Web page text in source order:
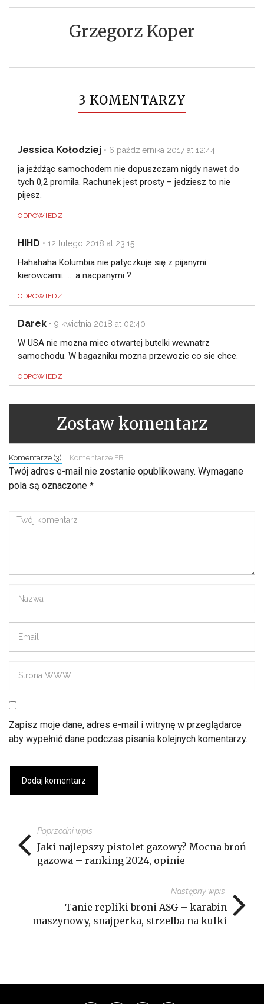
Grzegorz Koper
3 KOMENTARZY
Jessica Kołodziej • 6 października 2017 at 12:44
ja jeżdżąc samochodem nie dopuszczam nigdy nawet do
tych 0,2 promila. Rachunek jest prosty – jedziesz to nie
pijesz.
ODPOWIEDZ
HIHD • 12 lutego 2018 at 23:15
Hahahaha Kolumbia nie patyczkuje się z pijanymi
kierowcami. …. a nacpanymi ?
ODPOWIEDZ
Darek • 9 kwietnia 2018 at 02:40
W USA nie mozna miec otwartej butelki wewnatrz
samochodu. W bagazniku mozna przewozic co sie chce.
ODPOWIEDZ
Zostaw komentarz
Komentarze (3) Komentarze FB
Twój adres e-mail nie zostanie opublikowany. Wymagane
pola są oznaczone *
Zapisz moje dane, adres e-mail i witrynę w przeglądarce
aby wypełnić dane podczas pisania kolejnych komentarzy.
Poprzedni wpis
Jaki najlepszy pistolet gazowy? Mocna broń
gazowa – ranking 2024, opinie
Następny wpis
Tanie repliki broni ASG – karabin
maszynowy, snajperka, strzelba na kulki